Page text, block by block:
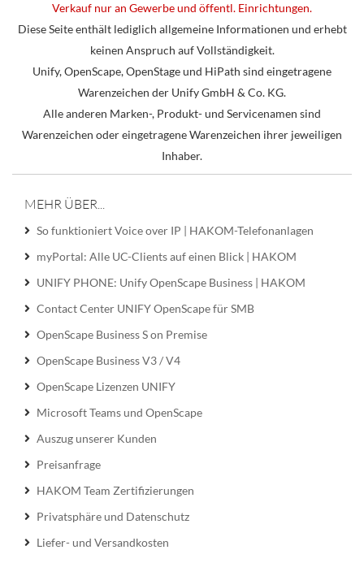
Verkauf nur an Gewerbe und öffentl. Einrichtungen.
Diese Seite enthält lediglich allgemeine Informationen und erhebt
keinen Anspruch auf Vollständigkeit.
Unify, OpenScape, OpenStage und HiPath sind eingetragene
Warenzeichen der Unify GmbH & Co. KG.
Alle anderen Marken-, Produkt- und Servicenamen sind
Warenzeichen oder eingetragene Warenzeichen ihrer jeweiligen
Inhaber.
MEHR ÜBER...
So funktioniert Voice over IP | HAKOM-Telefonanlagen
myPortal: Alle UC-Clients auf einen Blick | HAKOM
UNIFY PHONE: Unify OpenScape Business | HAKOM
Contact Center UNIFY OpenScape für SMB
OpenScape Business S on Premise
OpenScape Business V3 / V4
OpenScape Lizenzen UNIFY
Microsoft Teams und OpenScape
Auszug unserer Kunden
Preisanfrage
HAKOM Team Zertifizierungen
Privatsphäre und Datenschutz
Liefer- und Versandkosten